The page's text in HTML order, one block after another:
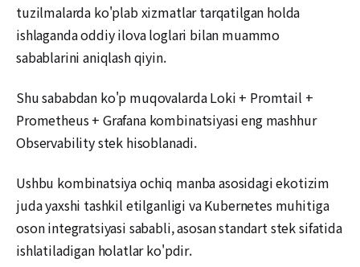
tuzilmalarda ko'plab xizmatlar tarqatilgan holda
ishlaganda oddiy ilova loglari bilan muammo
sabablarini aniqlash qiyin.
Shu sababdan ko'p muqovalarda Loki + Promtail +
Prometheus + Grafana kombinatsiyasi eng mashhur
Observability stek hisoblanadi.
Ushbu kombinatsiya ochiq manba asosidagi ekotizim
juda yaxshi tashkil etilganligi va Kubernetes muhitiga
oson integratsiyasi sababli, asosan standart stek sifatida
ishlatiladigan holatlar ko'pdir.